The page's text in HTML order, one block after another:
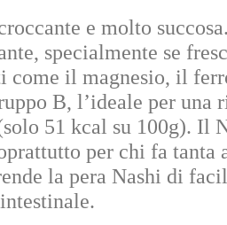
e molto
specialmente se
come il magnesio, il
B, l’ideale per una
51 kcal su 100g). Il
per chi fa
la pera Nashi di